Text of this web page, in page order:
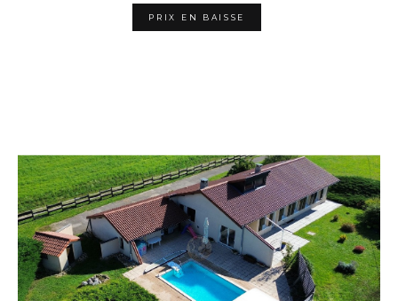
PRIX EN BAISSE